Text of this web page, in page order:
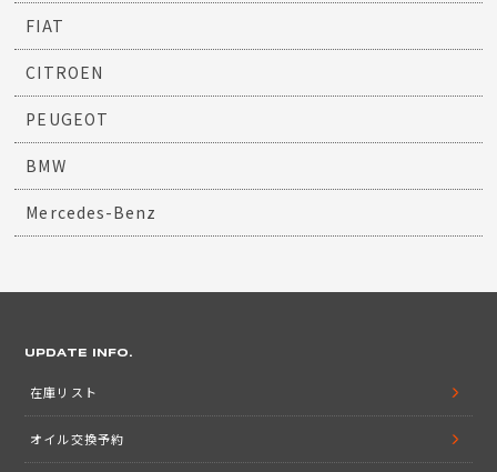
FIAT
CITROEN
PEUGEOT
BMW
Mercedes-Benz
UPDATE INFO.
在庫リスト
オイル交換予約